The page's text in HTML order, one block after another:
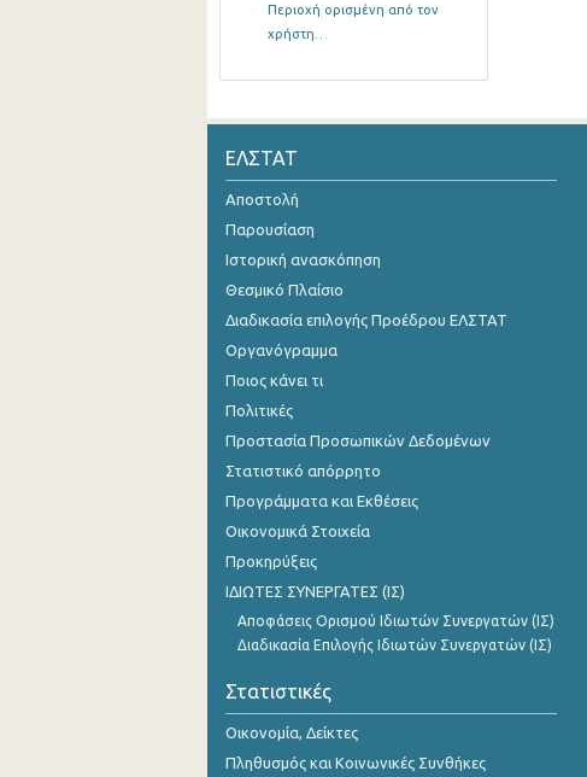
Περιοχή ορισμένη από τον
χρήστη…
ΕΛΣΤΑΤ
Αποστολή
Παρουσίαση
Ιστορική ανασκόπηση
Θεσμικό Πλαίσιο
Διαδικασία επιλογής Προέδρου ΕΛΣΤΑΤ
Οργανόγραμμα
Ποιος κάνει τι
Πολιτικές
Προστασία Προσωπικών Δεδομένων
Στατιστικό απόρρητο
Προγράμματα και Εκθέσεις
Οικονομικά Στοιχεία
Προκηρύξεις
ΙΔΙΩΤΕΣ ΣΥΝΕΡΓΑΤΕΣ (ΙΣ)
Αποφάσεις Ορισμού Ιδιωτών Συνεργατών (ΙΣ)
Διαδικασία Επιλογής Ιδιωτών Συνεργατών (ΙΣ)
Στατιστικές
Οικονομία, Δείκτες
Πληθυσμός και Κοινωνικές Συνθήκες